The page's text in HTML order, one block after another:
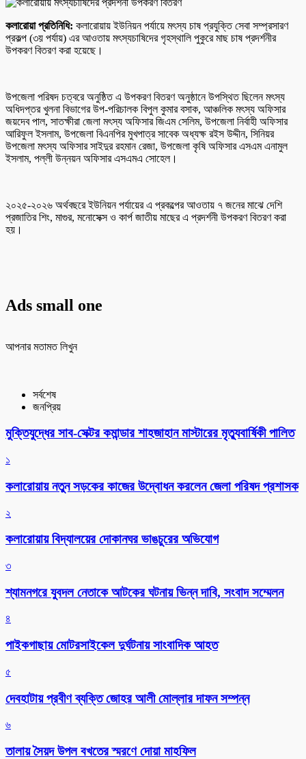
কলারোয়া প্রতিনিধি: কলারোয়ায় ইউনিয়ন পর্যায়ে মৎস্য চাষ প্রযুক্তি সেবা সম্প্রসারণ
প্রকল্প (৩য় পর্যায়) এর আওতায় মৎস্যচাষিদের গৃহস্থালি পুকুরে মাছ চাষ প্রদর্শনীর
উপকরণ বিতরণ করা হয়েছে।
উপজেলা পরিষদ চত্বরে অনুষ্ঠিত এ উপকরণ বিতরণ অনুষ্ঠানে উপস্থিত ছিলেন মৎস্য
অধিদপ্তর খুলনা বিভাগের উপ-পরিচালক বিপুল কুমার বসাক, আঞ্চলিক মৎস্য অফিসার
জয়দেব পাল, সাতক্ষীরা জেলা মৎস্য অফিসার জিএম সেলিম, উপজেলা নির্বাহী অফিসার
আরিফুল ইসলাম, উপজেলা বিএনপির মুখপাত্র সাবেক অধ্যক্ষ রইস উদ্দীন, সিনিয়র
উপজেলা মৎস্য অফিসার সাইদুর রহমান রেজা, উপজেলা কৃষি অফিসার এসএম এনামুল
ইসলাম, পল্লী উন্নয়ন অফিসার এসএমএ সোহেল।
২০২৫-২০২৬ অর্থবছরে ইউনিয়ন পর্যায়ের এ প্রকল্পের আওতায় ৭ জনের মাঝে দেশি
প্রজাতির শিং, মাগুর, মনোসেক্স ও কার্প জাতীয় মাছের এ প্রদর্শনী উপকরণ বিতরণ করা
হয়।
Ads small one
আপনার মতামত লিখুন
সর্বশেষ
জনপ্রিয়
মুক্তিযুদ্ধের সাব-সেক্টর কমান্ডার শাহজাহান মাস্টারের মৃত্যুবার্ষিকী পালিত
১
কলারোয়ায় নতুন সড়কের কাজের উদ্বোধন করলেন জেলা পরিষদ প্রশাসক
২
কলারোয়ায় বিদ্যালয়ের দোকানঘর ভাঙচুরের অভিযোগ
৩
শ্যামনগরে যুবদল নেতাকে আটকের ঘটনায় ভিন্ন দাবি, সংবাদ সম্মেলন
৪
পাইকগাছায় মোটরসাইকেল দুর্ঘটনায় সাংবাদিক আহত
৫
দেবহাটায় প্রবীণ ব্যক্তি জোহর আলী মোল্লার দাফন সম্পন্ন
৬
তালায় সৈয়দ উপল বখতের স্মরণে দোয়া মাহফিল